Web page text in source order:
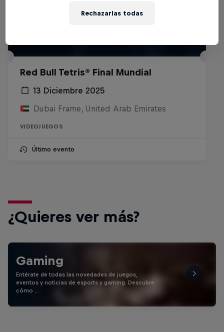
Red Bull Tetris® Final Mundial
13 Diciembre 2025
Dubai Frame, United Arab Emirates
VIDEOJUEGOS
Último evento
¿Quieres ver más?
Gaming
Entérate de todas las novedades de juegos,
eventos y noticias de esports y gaming. Descubre
cómo …
Rechazarlas todas